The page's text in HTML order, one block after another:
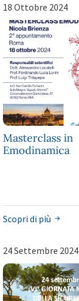
18 Ottobre 2024
Masterclass in
Emodinamica
Scopri di più
24 Settembre 2024